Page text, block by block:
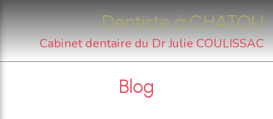
Dentiste à CHATOU
Cabinet dentaire du Dr Julie COULISSAC
Blog